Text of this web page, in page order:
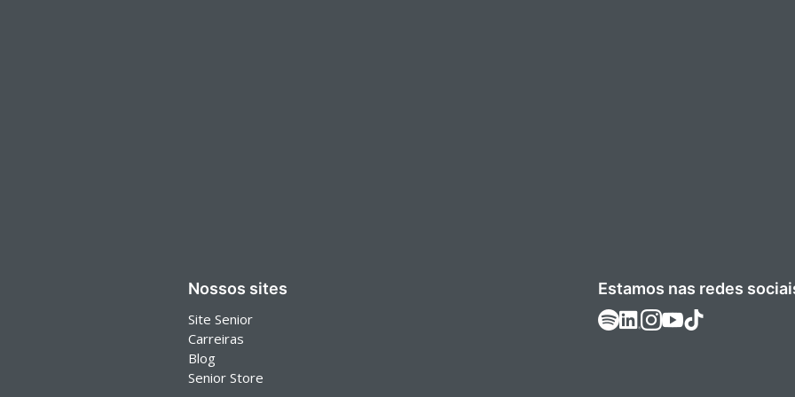
Nossos sites
Site Senior
Carreiras
Blog
Senior Store
Estamos nas redes